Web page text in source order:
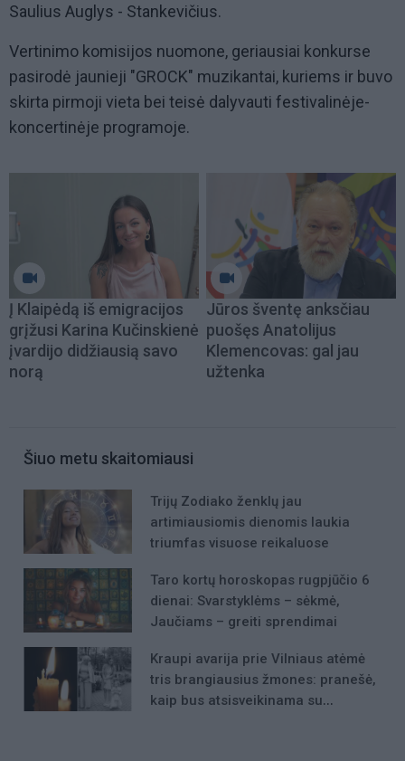
Saulius Auglys - Stankevičius.
Vertinimo komisijos nuomone, geriausiai konkurse
pasirodė jaunieji "GROCK" muzikantai, kuriems ir buvo
skirta pirmoji vieta bei teisė dalyvauti festivalinėje-
koncertinėje programoje.
Į Klaipėdą iš emigracijos
grįžusi Karina Kučinskienė
įvardijo didžiausią savo
norą
Jūros šventę anksčiau
puošęs Anatolijus
Klemencovas: gal jau
užtenka
Šiuo metu skaitomiausi
Trijų Zodiako ženklų jau
artimiausiomis dienomis laukia
triumfas visuose reikaluose
Taro kortų horoskopas rugpjūčio 6
dienai: Svarstyklėms – sėkmė,
Jaučiams – greiti sprendimai
Kraupi avarija prie Vilniaus atėmė
tris brangiausius žmones: pranešė,
kaip bus atsisveikinama su